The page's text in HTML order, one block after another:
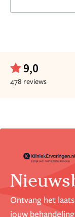
9,0
478 reviews
Ontvang het
jouw